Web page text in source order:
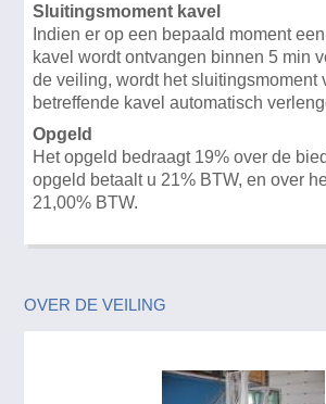
Sluitingsmoment kavel
Indien er op een bepaald moment
kavel wordt ontvangen binnen 5 min
de veiling, wordt het sluitingsmoment
betreffende kavel automatisch
Opgeld
Het opgeld bedraagt 19% over de
opgeld betaalt u 21% BTW, en over
21,00% BTW.
OVER DE VEILING